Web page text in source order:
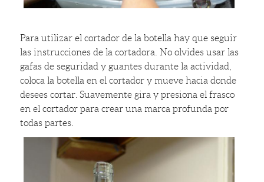
Para utilizar el cortador de la botella hay que seguir
las instrucciones de la cortadora. No olvides usar las
gafas de seguridad y guantes durante la actividad,
coloca la botella en el cortador y mueve hacia donde
desees cortar. Suavemente gira y presiona el frasco
en el cortador para crear una marca profunda por
todas partes.